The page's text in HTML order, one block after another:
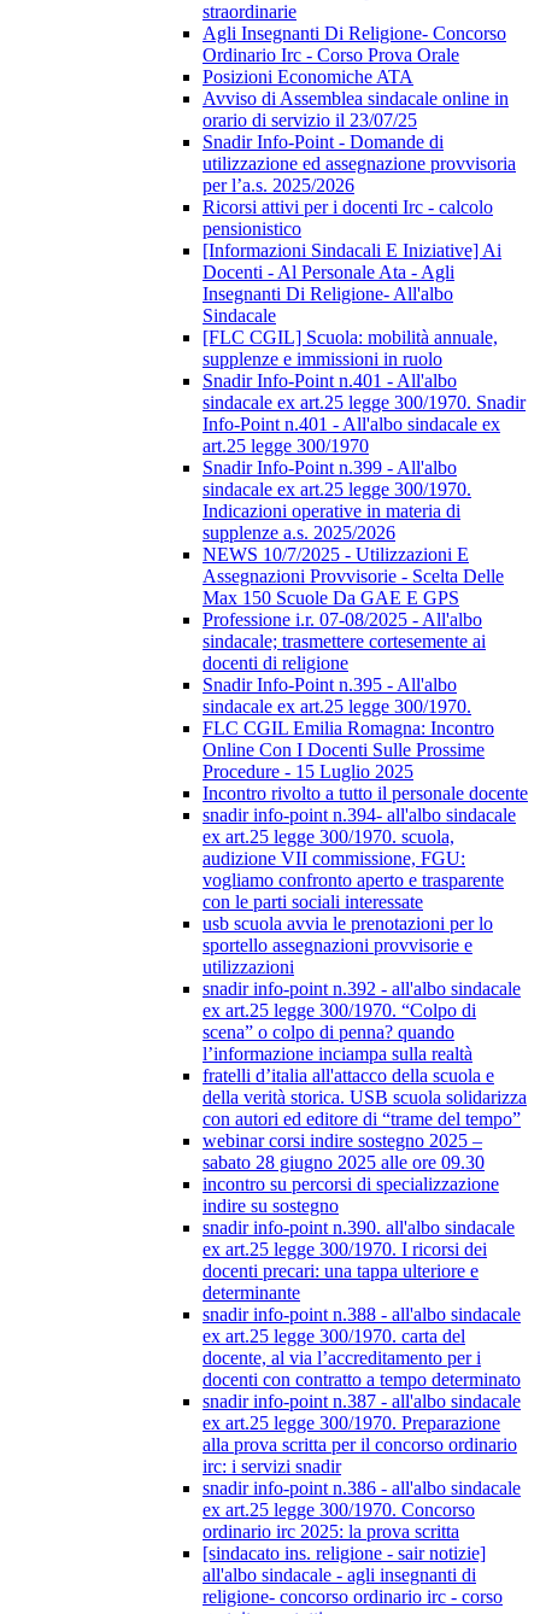
straordinarie
Agli Insegnanti Di Religione- Concorso
Ordinario Irc - Corso Prova Orale
Posizioni Economiche ATA
Avviso di Assemblea sindacale online in
orario di servizio il 23/07/25
Snadir Info-Point - Domande di
utilizzazione ed assegnazione provvisoria
per l’a.s. 2025/2026
Ricorsi attivi per i docenti Irc - calcolo
pensionistico
[Informazioni Sindacali E Iniziative] Ai
Docenti - Al Personale Ata - Agli
Insegnanti Di Religione- All'albo
Sindacale
[FLC CGIL] Scuola: mobilità annuale,
supplenze e immissioni in ruolo
Snadir Info-Point n.401 - All'albo
sindacale ex art.25 legge 300/1970. Snadir
Info-Point n.401 - All'albo sindacale ex
art.25 legge 300/1970
Snadir Info-Point n.399 - All'albo
sindacale ex art.25 legge 300/1970.
Indicazioni operative in materia di
supplenze a.s. 2025/2026
NEWS 10/7/2025 - Utilizzazioni E
Assegnazioni Provvisorie - Scelta Delle
Max 150 Scuole Da GAE E GPS
Professione i.r. 07-08/2025 - All'albo
sindacale; trasmettere cortesemente ai
docenti di religione
Snadir Info-Point n.395 - All'albo
sindacale ex art.25 legge 300/1970.
FLC CGIL Emilia Romagna: Incontro
Online Con I Docenti Sulle Prossime
Procedure - 15 Luglio 2025
Incontro rivolto a tutto il personale docente
snadir info-point n.394- all'albo sindacale
ex art.25 legge 300/1970. scuola,
audizione VII commissione, FGU:
vogliamo confronto aperto e trasparente
con le parti sociali interessate
usb scuola avvia le prenotazioni per lo
sportello assegnazioni provvisorie e
utilizzazioni
snadir info-point n.392 - all'albo sindacale
ex art.25 legge 300/1970. “Colpo di
scena” o colpo di penna? quando
l’informazione inciampa sulla realtà
fratelli d’italia all'attacco della scuola e
della verità storica. USB scuola solidarizza
con autori ed editore di “trame del tempo”
webinar corsi indire sostegno 2025 –
sabato 28 giugno 2025 alle ore 09.30
incontro su percorsi di specializzazione
indire su sostegno
snadir info-point n.390. all'albo sindacale
ex art.25 legge 300/1970. I ricorsi dei
docenti precari: una tappa ulteriore e
determinante
snadir info-point n.388 - all'albo sindacale
ex art.25 legge 300/1970. carta del
docente, al via l’accreditamento per i
docenti con contratto a tempo determinato
snadir info-point n.387 - all'albo sindacale
ex art.25 legge 300/1970. Preparazione
alla prova scritta per il concorso ordinario
irc: i servizi snadir
snadir info-point n.386 - all'albo sindacale
ex art.25 legge 300/1970. Concorso
ordinario irc 2025: la prova scritta
[sindacato ins. religione - sair notizie]
all'albo sindacale - agli insegnanti di
religione- concorso ordinario irc - corso